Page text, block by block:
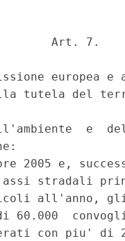
Art. 7.
europea
tutela del
e
2005 e,
stradali
all'anno,
60.000
con piu' di